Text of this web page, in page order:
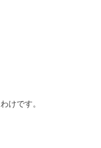
わけです。